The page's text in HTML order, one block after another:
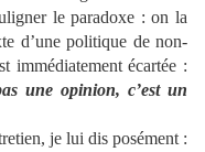
le paradoxe : on la
d’une politique de non-
immédiatement écartée :
une opinion, c’est un
je lui dis posément :